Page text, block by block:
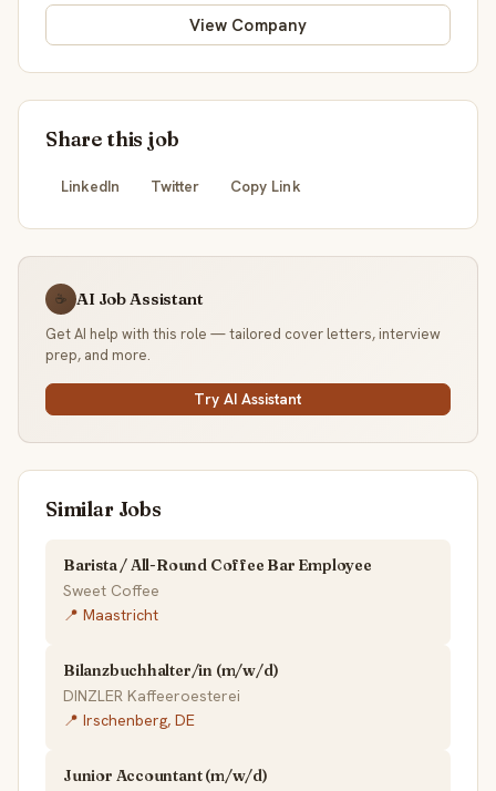
View Company
Share this job
LinkedIn Twitter Copy Link
☕ AI Job Assistant
Get AI help with this role — tailored cover letters, interview
prep, and more.
Try AI Assistant
Similar Jobs
Barista / All-Round Coffee Bar Employee
Sweet Coffee
📍 Maastricht
Bilanzbuchhalter/in (m/w/d)
DINZLER Kaffeeroesterei
📍 Irschenberg, DE
Junior Accountant (m/w/d)